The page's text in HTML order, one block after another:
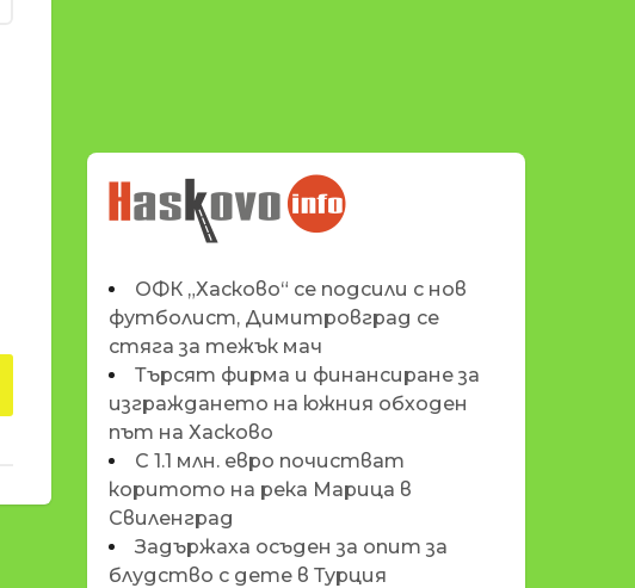
НОВИНИТЕ НА
HASKOVO.INFO
ОФК „Хасково“ се подсили с нов
футболист, Димитровград се
стяга за тежък мач
Търсят фирма и финансиране за
изграждането на южния обходен
път на Хасково
С 1.1 млн. евро почистват
коритото на река Марица в
Свиленград
Задържаха осъден за опит за
блудство с дете в Турция